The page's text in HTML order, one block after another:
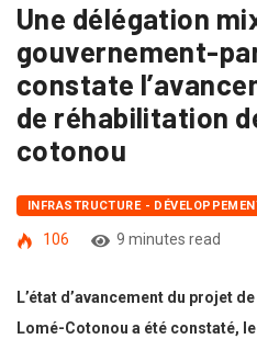
Une délégation
gouvernement-
constate
de réhabilitation
cotonou
INFRASTRUCTURE -
106
9 minutes read
L’état d’avancement du projet
Lomé-Cotonou a été constaté,